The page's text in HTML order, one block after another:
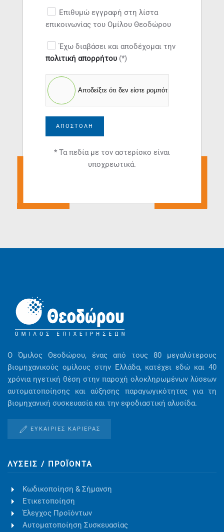
Επιθυμώ εγγραφή στη λίστα
επικοινωνίας του Ομίλου Θεοδώρου
Έχω διαβάσει και αποδέχομαι την
πολιτική απορρήτου (*)
Αποδείξτε ότι δεν είστε ρομπότ
ΑΠΟΣΤΟΛΉ
* Τα πεδία με τον αστερίσκο είναι
υποχρεωτικά.
Ο Όμιλος Θεοδώρου, ένας από τους 80 μεγαλύτερους
βιομηχανικούς ομίλους στην Ελλάδα, κατέχει εδώ και 40
χρόνια ηγετική θέση στην παροχή ολοκληρωμένων λύσεων
αυτοματοποίησης και αύξησης παραγωγικότητας για τη
βιομηχανική συσκευασία και την εφοδιαστική αλυσίδα.
ΕΥΚΑΙΡΊΕΣ ΚΑΡΙΈΡΑΣ
ΛΎΣΕΙΣ / ΠΡΟΪΌΝΤΑ
Κωδικοποίηση & Σήμανση
Ετικετοποίηση
Έλεγχος Προϊόντων
Αυτοματοποίηση Συσκευασίας